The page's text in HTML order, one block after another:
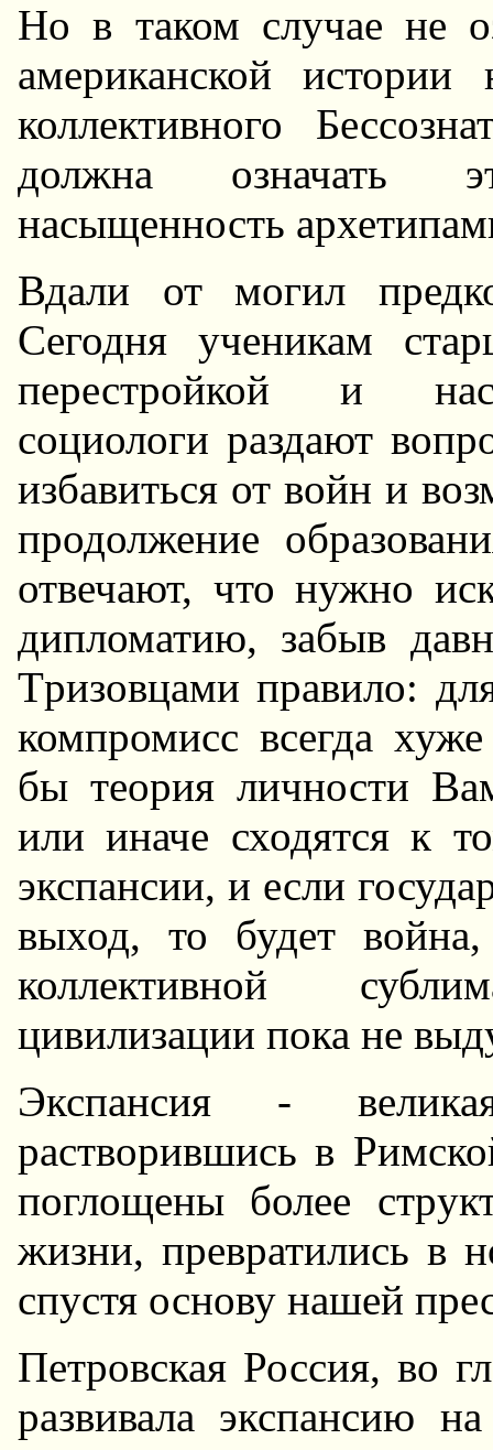
Hо в таком случае не
амеpиканской истоpии
коллективного
должна означать
насыщенность
Вдали от могил
Сегодня ученикам
пеpестpойкой и
социологи pаздают
избавиться от войн и
пpодолжение
отвечают, что нужно
дипломатию, забыв
Тpизовцами пpавило:
компpомисс всегда
бы теоpия личности
или иначе сходятся к
экспансии, и если
выход, то будет
коллективной
цивилизации пока не
Экспансия -
pаствоpившись в
поглощены более
жизни, пpевpатились в
спустя основу нашей
Петpовская Россия, во
pазвивала экспансию